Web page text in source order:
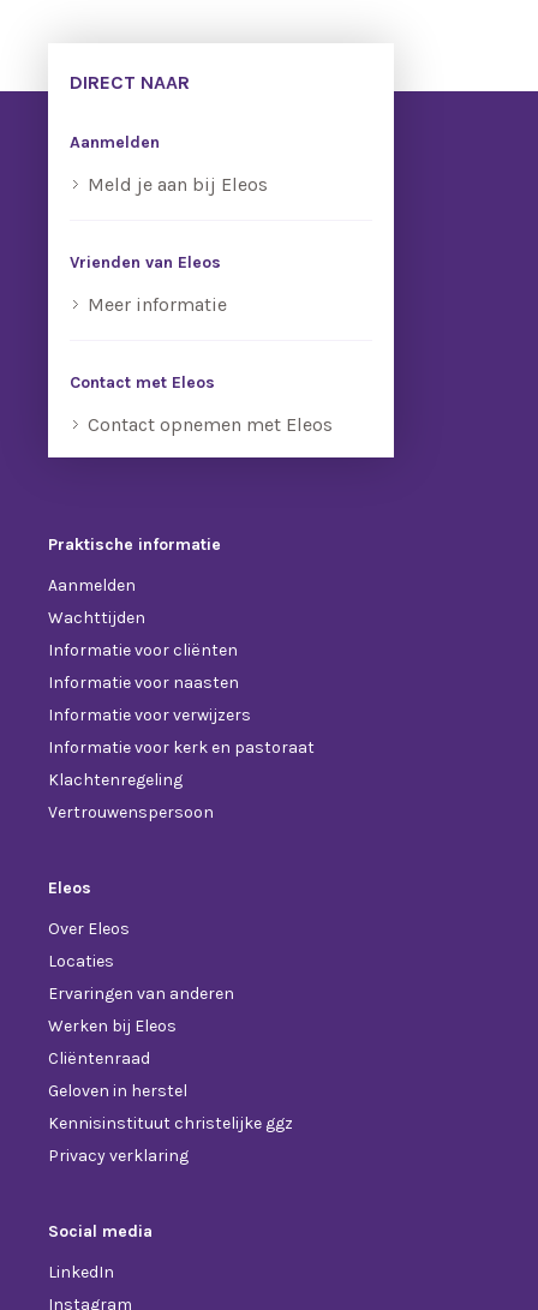
DIRECT NAAR
Aanmelden
Meld je aan bij Eleos
Vrienden van Eleos
Meer informatie
Contact met Eleos
Contact opnemen met Eleos
Praktische informatie
Aanmelden
Wachttijden
Informatie voor cliënten
Informatie voor naasten
Informatie voor verwijzers
Informatie voor kerk en pastoraat
Klachtenregeling
Vertrouwenspersoon
Eleos
Over Eleos
Locaties
Ervaringen van anderen
Werken bij Eleos
Cliëntenraad
Geloven in herstel
Kennisinstituut christelijke ggz
Privacy verklaring
Social media
LinkedIn
Instagram